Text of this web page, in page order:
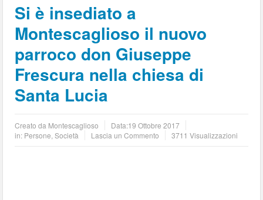
Si è insediato a
Montescaglioso il nuovo
parroco don Giuseppe
Frescura nella chiesa di
Santa Lucia
Creato da Montescaglioso Data:19 Ottobre 2017
in: Persone ,Società Lascia un Commento 3711 Visualizzazioni